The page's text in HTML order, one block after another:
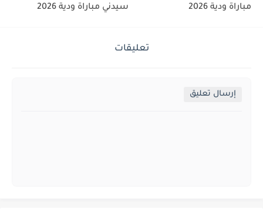
مباراة ودية 2026
سيدني مباراة ودية 2026
تعليقات
إرسال تعليق